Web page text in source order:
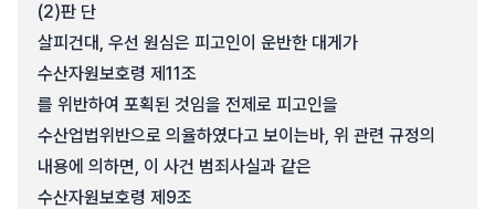
(2)판 단
살피건대, 우선 원심은 피고인이 운반한 대게가
수산자원보호령 제11조
를 위반하여 포획된 것임을 전제로 피고인을
수산업법위반으로 의율하였다고 보이는바, 위 관련 규정의
내용에 의하면, 이 사건 범죄사실과 같은
수산자원보호령 제9조